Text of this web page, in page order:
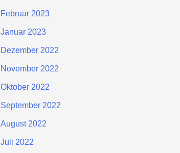
Februar 2023
Januar 2023
Dezember 2022
November 2022
Oktober 2022
September 2022
August 2022
Juli 2022